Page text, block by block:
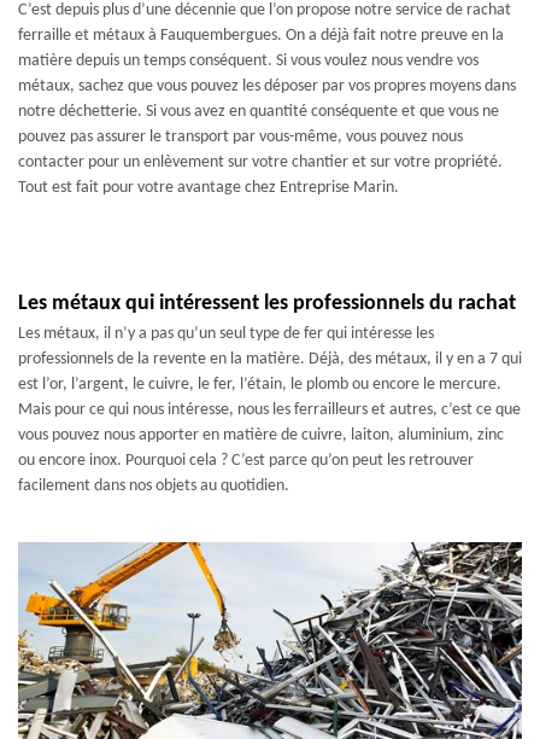
C’est depuis plus d’une décennie que l’on propose notre service de rachat
ferraille et métaux à Fauquembergues. On a déjà fait notre preuve en la
matière depuis un temps conséquent. Si vous voulez nous vendre vos
métaux, sachez que vous pouvez les déposer par vos propres moyens dans
notre déchetterie. Si vous avez en quantité conséquente et que vous ne
pouvez pas assurer le transport par vous-même, vous pouvez nous
contacter pour un enlèvement sur votre chantier et sur votre propriété.
Tout est fait pour votre avantage chez Entreprise Marin.
Les métaux qui intéressent les professionnels du rachat
Les métaux, il n’y a pas qu’un seul type de fer qui intéresse les
professionnels de la revente en la matière. Déjà, des métaux, il y en a 7 qui
est l’or, l’argent, le cuivre, le fer, l’étain, le plomb ou encore le mercure.
Mais pour ce qui nous intéresse, nous les ferrailleurs et autres, c’est ce que
vous pouvez nous apporter en matière de cuivre, laiton, aluminium, zinc
ou encore inox. Pourquoi cela ? C’est parce qu’on peut les retrouver
facilement dans nos objets au quotidien.